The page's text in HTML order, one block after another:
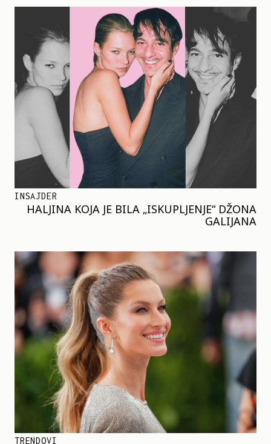
INSAJDER
HALJINA KOJA JE BILA „ISKUPLJENJE“ DŽONA
GALIJANA
TRENDOVI